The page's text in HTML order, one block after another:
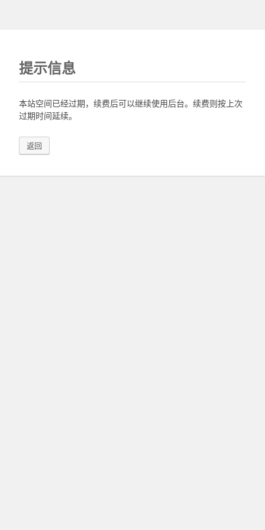
提示信息
本站空间已经过期，续费后可以继续使用后台。续费则按上次
过期时间延续。
返回